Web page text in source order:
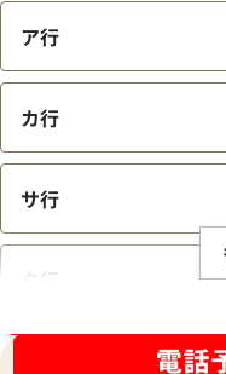
ア行
カ行
サ行
タ行